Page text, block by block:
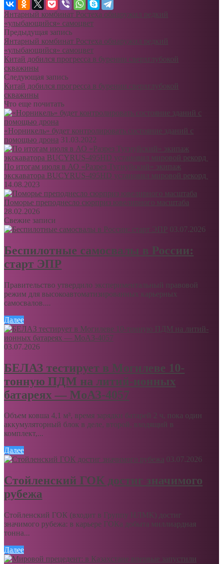
Янтарный комбинат Ростеха обнаружил редкий
«улыбающийся» самоцвет
Предыдущая запись
Янтарный комбинат Ростеха обнаружил редкий
«улыбающийся» самоцвет
Китай добился прогресса в бурении сверхглубокой
скважины
Следующая запись
Китай добился прогресса в бурении сверхглубокой
скважины
Что еще почитать
«Норникель» будет контролировать состояние зданий с
помощью дрона 31.03.2022
По итогам июля в АО «Разрез Тугнуйский» экипаж
экскаватора BUCYRUS-495HD установил мировой рекорд
14.08.2023
Поморье преподнесло сюрприз ювелирного масштаба
28.02.2026
Свежие записи
03.07.2026
Беспилотные самосвалы в России:
старт ЭПР
Правительство утвердило экспериментальный правовой
режим для высокоавтоматизированных карьерных
самосвалов....
Далее
03.07.2026
БЕЛАЗ тестирует в Могилеве 10-
тонную ПДМ на литий-ионных
батареях — МоАЗ-4057
Объем ковша 4,1 м³, время зарядки батарей 2 ч, пока один
аккумуляторный блок в деле, второй, входящий в
комплект,...
Далее
03.07.2026
Стойленский ГОК достиг значимого
рубежа
Стойленский ГОК (входит в Группу НЛМК) достиг
значимого рубежа: в карьере ГОКа добыта миллиардная
тонна...
Далее